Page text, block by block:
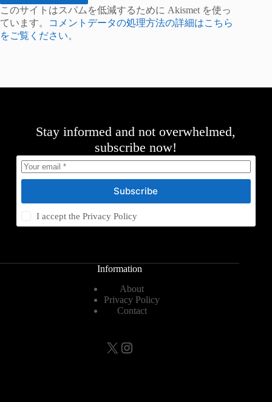
このサイトはスパムを低減するために Akismet を使っ
ています。
コメントデータの処理方法の詳細はこちら
をご覧ください。
Stay informed and not overwhelmed,
subscribe now!
Subscribe
I accept thePrivacy Policy
Information
About
Privacy Policy
Contact
X Instagram